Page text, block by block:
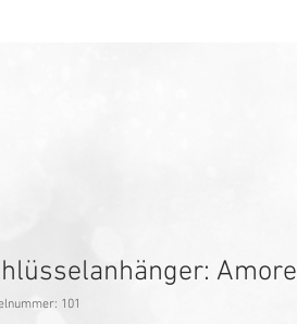
Amore
101